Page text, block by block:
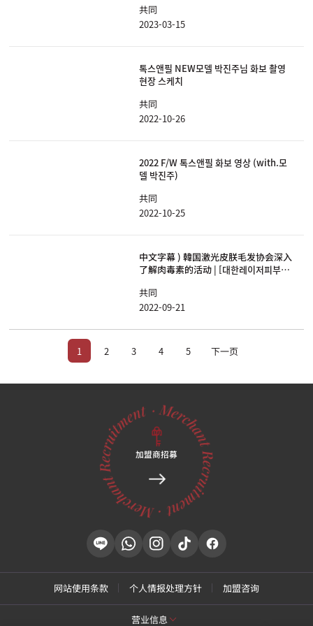
共同
2023-03-15
톡스앤필 NEW모델 박진주님 화보 촬영
현장 스케치
共同
2022-10-26
2022 F/W 톡스앤필 화보 영상 (with.모
델 박진주)
共同
2022-10-25
中文字幕 ) 韓国激光皮朕毛发协会深入
了解肉毒素的活动 | [대한레이저피부모
인
共同
2022-09-21
1 2 3 4 5 下一页
加盟商招募
网站使用条款 个人情报处理方针 加盟咨询
营业信息